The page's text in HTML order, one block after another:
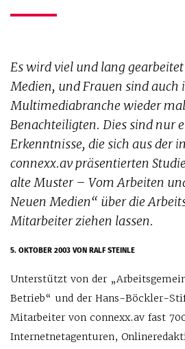
Es wird viel und lang
Medien, und Frauen sind auch
Multimediabranche wieder
Benachteiligten. Dies sind nur
Erkenntnisse, die sich aus der
connexx.av präsentierten
alte Muster – Vom Arbeiten
Neuen Medien“ über die
Mitarbeiter ziehen lassen.
5. OKTOBER 2003VON RALF STEINLE
Unterstützt von der
Betrieb“ und der Hans-Böckler-
Mitarbeiter von connexx.av fast
Internetnetagenturen,